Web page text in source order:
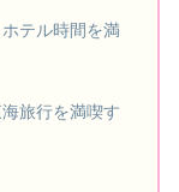
テル時間を満
旅行を満喫す